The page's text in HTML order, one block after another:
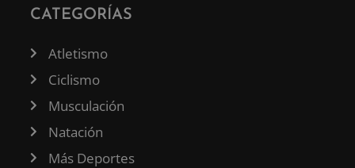
CATEGORÍAS
Atletismo
Ciclismo
Musculación
Natación
Más Deportes